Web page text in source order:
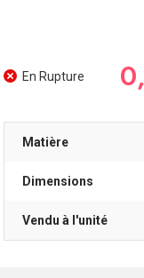
En Rupture
Matière
Dimensions
Vendu à l'unité